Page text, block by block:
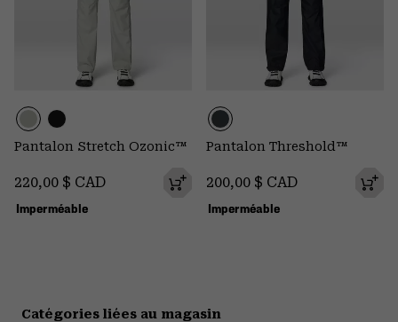
Imperméable
Pantalon Stretch Ozonic™
Regular price:
220,00 $ CAD
Imperméable
Pantalon Threshold™
Regular price:
200,00 $ CAD
Catégories liées au magasin